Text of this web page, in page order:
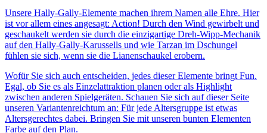
Unsere Hally-Gally-Elemente machen ihrem Namen alle Ehre. Hier
ist vor allem eines angesagt: Action! Durch den Wind gewirbelt und
geschaukelt werden sie durch die einzigartige Dreh-Wipp-Mechanik
auf den Hally-Gally-Karussells und wie Tarzan im Dschungel
fühlen sie sich, wenn sie die Lianenschaukel erobern.
Wofür Sie sich auch entscheiden, jedes dieser Elemente bringt Fun.
Egal, ob Sie es als Einzelattraktion planen oder als Highlight
zwischen anderen Spielgeräten. Schauen Sie sich auf dieser Seite
unseren Variantenreichtum an: Für jede Altersgruppe ist etwas
Altersgerechtes dabei. Bringen Sie mit unseren bunten Elementen
Farbe auf den Plan.